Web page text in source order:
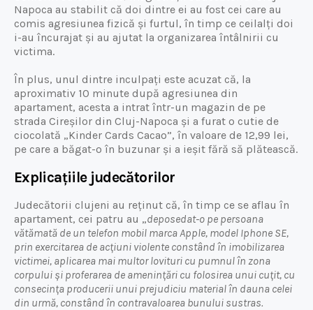
Napoca au stabilit că doi dintre ei au fost cei care au
comis agresiunea fizică și furtul, în timp ce ceilalți doi
i-au încurajat și au ajutat la organizarea întâlnirii cu
victima.
În plus, unul dintre inculpați este acuzat că, la
aproximativ 10 minute după agresiunea din
apartament, acesta a intrat într-un magazin de pe
strada Cireșilor din Cluj-Napoca și a furat o cutie de
ciocolată „Kinder Cards Cacao”, în valoare de 12,99 lei,
pe care a băgat-o în buzunar și a ieșit fără să plătească.
Explicațiile judecătorilor
Judecătorii clujeni au reținut că, în timp ce se aflau în
apartament, cei patru au „deposedat-o pe persoana
vătămată de un telefon mobil marca Apple, model Iphone SE,
prin exercitarea de acțiuni violente constând în imobilizarea
victimei, aplicarea mai multor lovituri cu pumnul în zona
corpului și proferarea de amenințări cu folosirea unui cuțit, cu
consecința producerii unui prejudiciu material în dauna celei
din urmă, constând în contravaloarea bunului sustras.